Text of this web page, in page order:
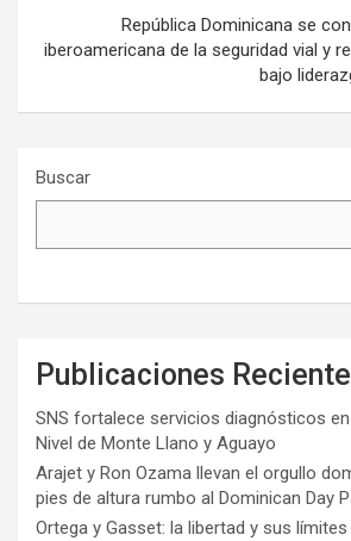
República Dominicana se
iberoamericana de la seguridad vial y
bajo
Buscar
Publicaciones
SNS fortalece servicios diagnósticos
Nivel de Monte Llano y Aguayo
Arajet y Ron Ozama llevan el orgullo
pies de altura rumbo al Dominican Day
Ortega y Gasset: la libertad y sus límites